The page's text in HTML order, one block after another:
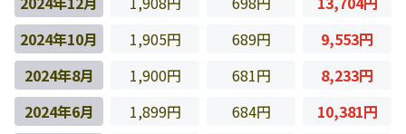
2024年10月
1,905円 689円
9,553円
2024年8月
1,900円 681円
8,233円
2024年6月
1,899円 684円
10,381円